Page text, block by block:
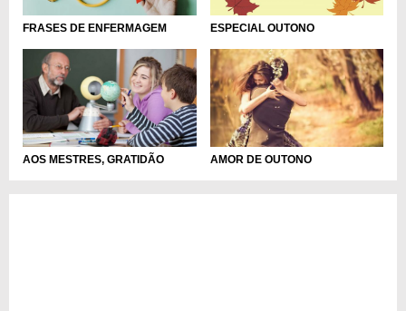
FRASES DE ENFERMAGEM ESPECIAL OUTONO
AOS MESTRES, GRATIDÃO AMOR DE OUTONO